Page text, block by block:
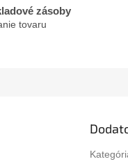
zásoby
tovaru